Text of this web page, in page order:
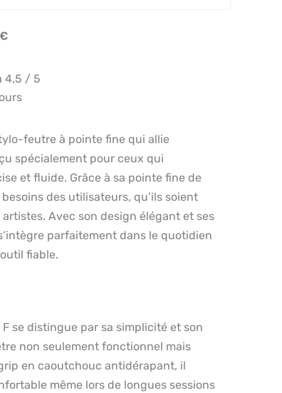
4,5 / 5
feutre à pointe fine qui allie
spécialement pour ceux qui
et fluide. Grâce à sa pointe fine de
des utilisateurs, qu’ils soient
Avec son design élégant et ses
parfaitement dans le quotidien
fiable.
F se distingue par sa simplicité et son
non seulement fonctionnel mais
en caoutchouc antidérapant, il
même lors de longues sessions